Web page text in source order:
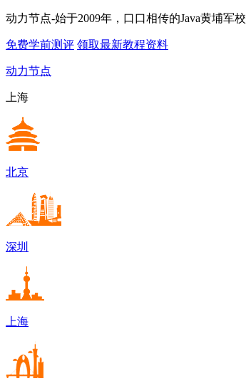
动力节点-始于2009年，口口相传的Java黄埔军校
免费学前测评 领取最新教程资料
动力节点
上海
北京
深圳
上海